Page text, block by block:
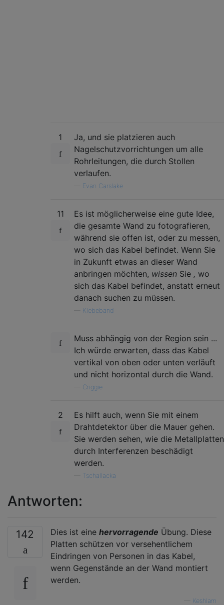
1
Ja, und sie platzieren auch
Nagelschutzvorrichtungen um alle
Rohrleitungen, die durch Stollen
verlaufen.
Evan Carslake
11
Es ist möglicherweise eine gute Idee,
die gesamte Wand zu fotografieren,
während sie offen ist, oder zu messen,
wo sich das Kabel befindet. Wenn Sie
in Zukunft etwas an dieser Wand
anbringen möchten, wissen Sie , wo
sich das Kabel befindet, anstatt erneut
danach suchen zu müssen.
Klebeband
Muss abhängig von der Region sein ...
Ich würde erwarten, dass das Kabel
vertikal von oben oder unten verläuft
und nicht horizontal durch die Wand.
Criggie
2
Es hilft auch, wenn Sie mit einem
Drahtdetektor über die Mauer gehen.
Sie werden sehen, wie die Metallplatten
durch Interferenzen beschädigt
werden.
Tschallacka
Antworten:
142 Dies ist eine hervorragende Übung. Diese
Platten schützen vor versehentlichem
Eindringen von Personen in das Kabel,
wenn Gegenstände an der Wand montiert
werden.
Keshlam